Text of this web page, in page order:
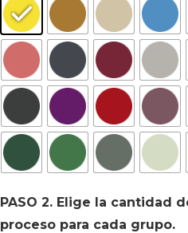
PASO 2. Elige la cantidad
proceso para cada grupo.